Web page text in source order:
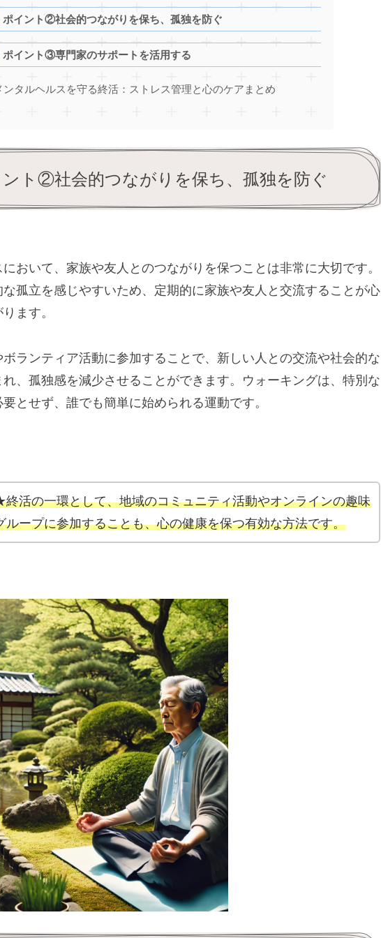
ポイント②社会的つながりを保ち、孤独を防ぐ
ポイント③専門家のサポートを活用する
ンタルヘルスを守る終活：ストレス管理と心のケアまとめ
ト②社会的つながりを保ち、孤独を防ぐ
おいて、家族や友人とのつながりを保つことは非常に大切です。
孤立を感じやすいため、定期的に家族や友人と交流することが心
ます。
ランティア活動に参加することで、新しい人との交流や社会的な
、孤独感を減少させることができます。ウォーキングは、特別な
とせず、誰でも簡単に始められる運動です。
活の一環として、地域のコミュニティ活動やオンラインの趣味
ループに参加することも、心の健康を保つ有効な方法です。